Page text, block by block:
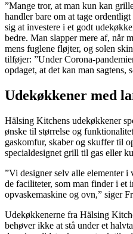
”Mange tror, at man kun kan
handler bare om at tage
sig at investere i et godt
bedre. Man slapper mere af, når
mens fuglene fløjter, og solen
tilføjer: ”Under Corona-
opdaget, at det kan man sagtens,
Udekøkkener med
Hälsing Kitchens udekøkkener
ønske til størrelse og
gaskomfur, skaber og skuffer til
specialdesignet grill til gas eller
”Vi designer selv alle elementer i
de faciliteter, som man finder i et
opvaskemaskine og ovn,” siger
Udekøkkenerne fra Hälsing
behøver ikke at stå under et